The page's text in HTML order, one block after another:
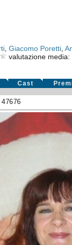
, Giacomo Poretti,
valutazione media:
Cast
47676